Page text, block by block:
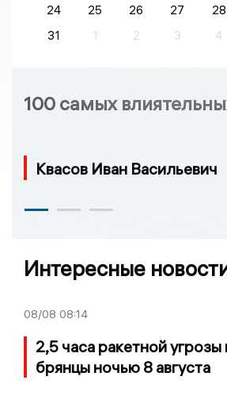
24
25 26 27 28
31
1 2 3 4
100 самых
Квасов Иван Васильевич
Интересные
08/08 08:14
2,5 часа ракетной
брянцы ночью 8 августа